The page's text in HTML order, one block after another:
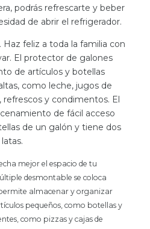
podrás refrescarte y beber
de abrir el refrigerador.
feliz a toda la familia con
El protector de galones
de artículos y botellas
como leche, jugos de
refrescos y condimentos. El
de fácil acceso
de un galón y tiene dos
mejor el espacio de tu
desmontable se coloca
almacenar y organizar
pequeños, como botellas y
como pizzas y cajas de